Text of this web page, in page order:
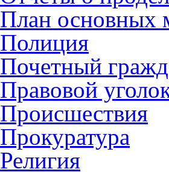
План основных
Полиция
Почетный
Правовой
Происшествия
Прокуратура
Религия